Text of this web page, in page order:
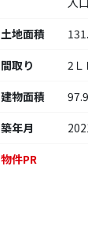
土地面積
間取り
2Ｌ
建物面積
築年月
物件PR